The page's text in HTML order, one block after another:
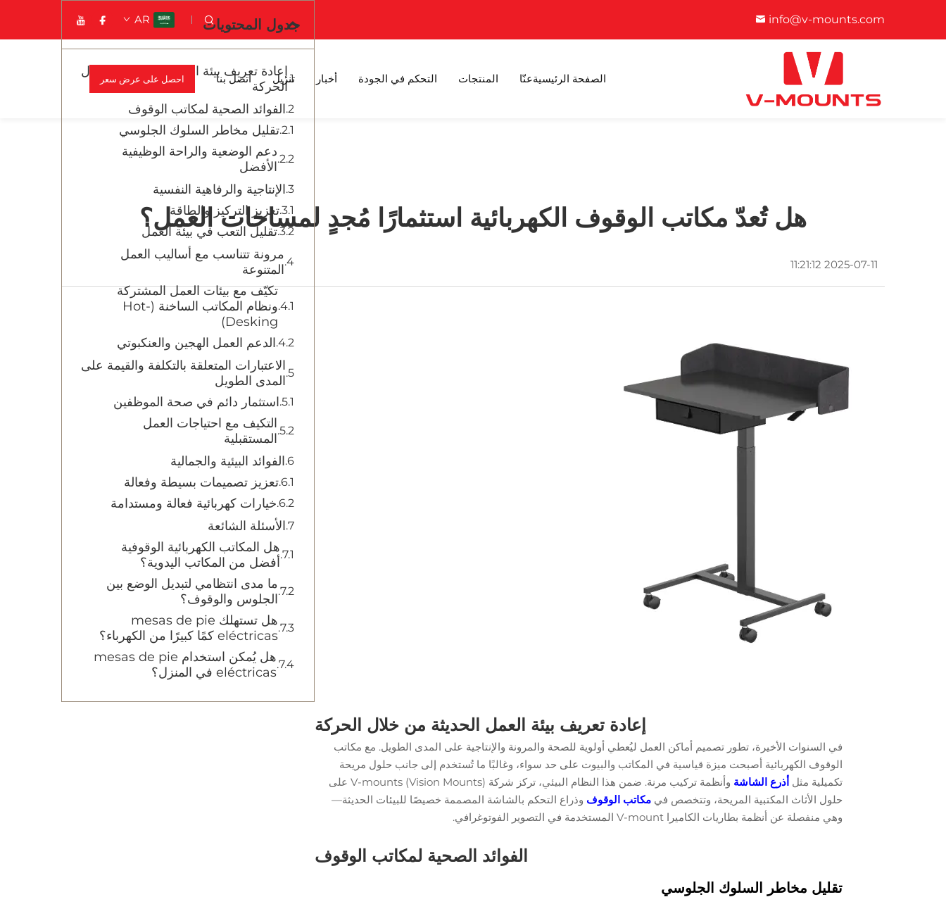
info@v-mounts.com
AR
الصفحة الرئيسيةعنّا المنتجات التحكم في الجودة أخبار تنزيل اتصل بنا احصل على عرض سعر
هل تُعدّ مكاتب الوقوف الكهربائية استثمارًا مُجدٍ لمساحات العمل؟
2025-07-11 11:21:12
إعادة تعريف بيئة العمل الحديثة من خلال الحركة
في السنوات الأخيرة، تطور تصميم أماكن العمل ليُعطي أولوية للصحة والمرونة والإنتاجية على المدى الطويل. مع مكاتب
الوقوف الكهربائية أصبحت ميزة قياسية في المكاتب والبيوت على حد سواء، وغالبًا ما تُستخدم إلى جانب حلول مريحة
تكميلية مثل أذرع الشاشة
وأنظمة تركيب مرنة. ضمن هذا النظام البيئي، تركز شركة V-mounts (Vision Mounts) على
حلول الأثاث المكتبية المريحة، وتتخصص في مكاتب الوقوف وذراع التحكم بالشاشة المصممة خصيصًا للبيئات الحديثة—
وهي منفصلة عن أنظمة بطاريات الكاميرا V-mount المستخدمة في التصوير الفوتوغرافي.
الفوائد الصحية لمكاتب الوقوف
تقليل مخاطر السلوك الجلوسي
جدول المحتويات
إعادة تعريف بيئة العمل الحديثة من خلال
الحركة
الفوائد الصحية لمكاتب الوقوف
تقليل مخاطر السلوك الجلوسي
دعم الوضعية والراحة الوظيفية
الأفضل
الإنتاجية والرفاهية النفسية
تعزيز التركيز والطاقة
تقليل التعب في بيئة العمل
مرونة تتناسب مع أساليب العمل
المتنوعة
تكيّف مع بيئات العمل المشتركة
ونظام المكاتب الساخنة (Hot-
Desking)
الدعم العمل الهجين والعنكبوتي
الاعتبارات المتعلقة بالتكلفة والقيمة على
المدى الطويل
استثمار دائم في صحة الموظفين
التكيف مع احتياجات العمل
المستقبلية
الفوائد البيئية والجمالية
تعزيز تصميمات بسيطة وفعالة
خيارات كهربائية فعالة ومستدامة
الأسئلة الشائعة
هل المكاتب الكهربائية الوقوفية
أفضل من المكاتب اليدوية؟
ما مدى انتظامي لتبديل الوضع بين
الجلوس والوقوف؟
هل تستهلك mesas de pie
eléctricas كمًا كبيرًا من الكهرباء؟
هل يُمكن استخدام mesas de pie
eléctricas في المنزل؟